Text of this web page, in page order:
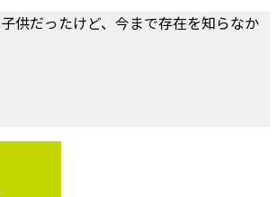
供だったけど、今まで存在を知らなか